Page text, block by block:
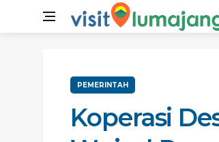
PEMERINTAH
Koperasi